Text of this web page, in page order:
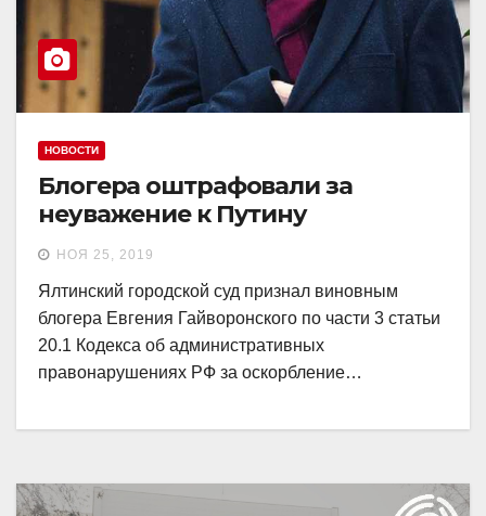
НОВОСТИ
Блогера оштрафовали за
неуважение к Путину
НОЯ 25, 2019
Ялтинский городской суд признал виновным
блогера Евгения Гайворонского по части 3 статьи
20.1 Кодекса об административных
правонарушениях РФ за оскорбление…